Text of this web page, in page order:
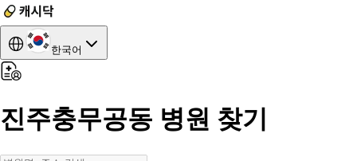
한국어
진주충무공동 병원 찾기